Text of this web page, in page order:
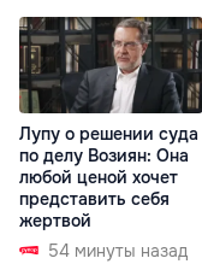
Лупу о решении суда
по делу Возиян: Она
любой ценой хочет
представить себя
жертвой
54 минуты назад